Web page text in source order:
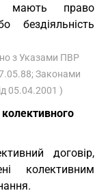
мають право
бездіяльність
з Указами ПВР
Законами
05.04.2001 )
договір,
колективним